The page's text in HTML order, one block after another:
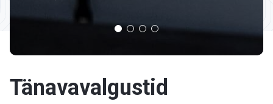
Tänavavalgustid